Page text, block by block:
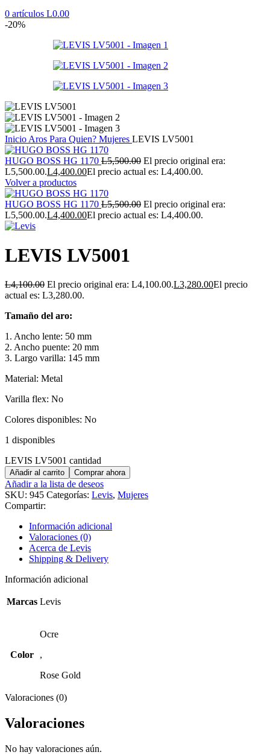
0 artículos L0.00
-20%
Inicio Aros Para Quien? Mujeres LEVIS LV5001
HUGO BOSS HG 1170 L5,500.00 El precio original era:
L5,500.00.L4,400.00El precio actual es: L4,400.00.
Volver a productos
HUGO BOSS HG 1170 L5,500.00 El precio original era:
L5,500.00.L4,400.00El precio actual es: L4,400.00.
LEVIS LV5001
L4,100.00 El precio original era: L4,100.00.L3,280.00El precio
actual es: L3,280.00.
Tamaño del aro:
1. Ancho lente: 50 mm
2. Ancho puente: 20 mm
3. Largo varilla: 145 mm
Material: Metal
Varilla flex: No
Colores disponibles: No
1 disponibles
LEVIS LV5001 cantidad
Añadir al carrito Comprar ahora
Añadir a la lista de deseos
SKU: 945 Categorías: Levis, Mujeres
Compartir:
Información adicional
Valoraciones (0)
Acerca de Levis
Shipping & Delivery
Información adicional
Marcas Levis
Color
Ocre
,
Rose Gold
Valoraciones (0)
Valoraciones
No hay valoraciones aún.